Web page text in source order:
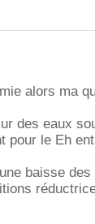
alors ma
des eaux
pour le Eh
baisse